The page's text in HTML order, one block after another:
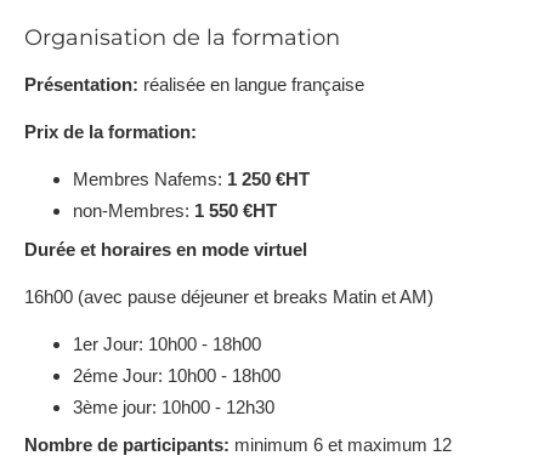
Organisation de la formation
Présentation: réalisée en langue française
Prix de la formation:
Membres Nafems: 1 250 €HT
non-Membres: 1 550 €HT
Durée et horaires en mode virtuel
16h00 (avec pause déjeuner et breaks Matin et AM)
1er Jour: 10h00 - 18h00
2éme Jour: 10h00 - 18h00
3ème jour: 10h00 - 12h30
Nombre de participants: minimum 6 et maximum 12